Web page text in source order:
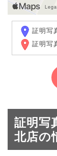
証明写
証明写
証明写
北店の